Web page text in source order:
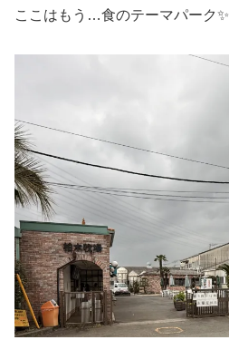
ここはもう…食のテーマパーク✨